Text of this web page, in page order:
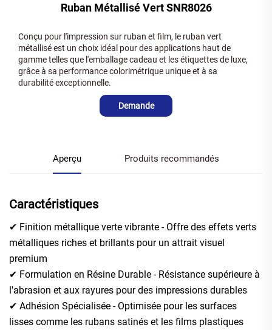
Ruban Métallisé Vert SNR8026
Conçu pour l'impression sur ruban et film, le ruban vert
métallisé est un choix idéal pour des applications haut de
gamme telles que l'emballage cadeau et les étiquettes de luxe,
grâce à sa performance colorimétrique unique et à sa
durabilité exceptionnelle.
Demande
Aperçu Produits recommandés
Caractéristiques
✔ Finition métallique verte vibrante - Offre des effets verts
métalliques riches et brillants pour un attrait visuel
premium
✔ Formulation en Résine Durable - Résistance supérieure à
l'abrasion et aux rayures pour des impressions durables
✔ Adhésion Spécialisée - Optimisée pour les surfaces
lisses comme les rubans satinés et les films plastiques